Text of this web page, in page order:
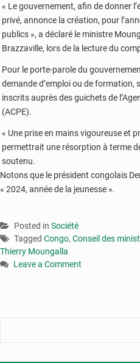
« Le gouvernement, afin de donner
privé, annonce la création, pour
publics », a déclaré le ministre
Brazzaville, lors de la lecture du
Pour le porte-parole du
demande d’emploi ou de formation,
inscrits auprès des guichets de
(ACPE).
« Une prise en mains vigoureuse et
permettrait une résorption à terme
soutenu.
Notons que le président congolais
« 2024, année de la jeunesse ».
Posted in Société
Tagged Congo, Conseil des
Thierry Moungalla
Leave a Comment